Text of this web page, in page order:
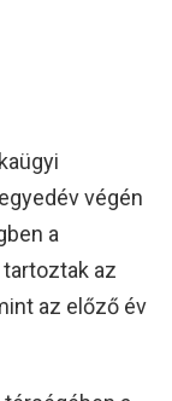
végén
a
az
az előző év